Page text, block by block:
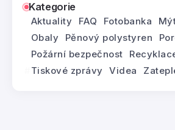
Kategorie
Aktuality FAQ Fotobanka
Obaly
Pěnový polystyren
Požární bezpečnost
Tiskové zprávy
Videa